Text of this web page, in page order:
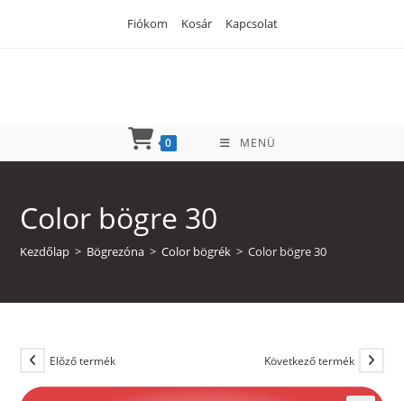
Fiókom Kosár Kapcsolat
0 MENÜ
Color bögre 30
Kezdőlap > Bögrezóna > Color bögrék > Color bögre 30
Előző termék Következő termék